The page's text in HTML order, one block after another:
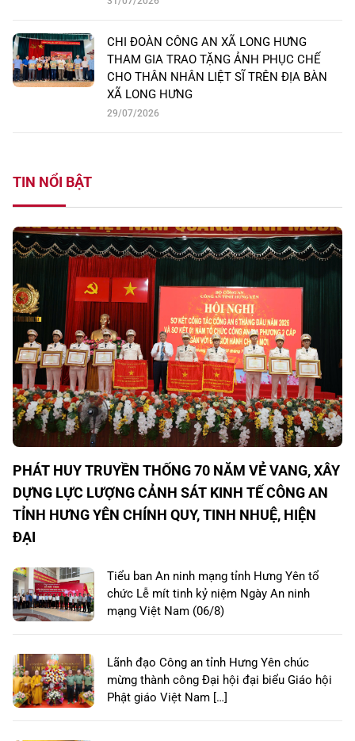
CHI ĐOÀN CÔNG AN XÃ LONG HƯNG
THAM GIA TRAO TẶNG ẢNH PHỤC CHẾ
CHO THÂN NHÂN LIỆT SĨ TRÊN ĐỊA BÀN
XÃ LONG HƯNG
29/07/2026
TIN NỔI BẬT
PHÁT HUY TRUYỀN THỐNG 70 NĂM VẺ VANG, XÂY
DỰNG LỰC LƯỢNG CẢNH SÁT KINH TẾ CÔNG AN
TỈNH HƯNG YÊN CHÍNH QUY, TINH NHUỆ, HIỆN
ĐẠI
Tiểu ban An ninh mạng tỉnh Hưng Yên tổ
chức Lễ mít tinh kỷ niệm Ngày An ninh
mạng Việt Nam (06/8)
Lãnh đạo Công an tỉnh Hưng Yên chúc
mừng thành công Đại hội đại biểu Giáo hội
Phật giáo Việt Nam […]